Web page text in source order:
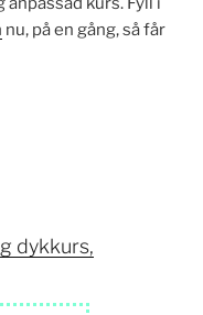
nu, på en gång, så får
dykkurs,